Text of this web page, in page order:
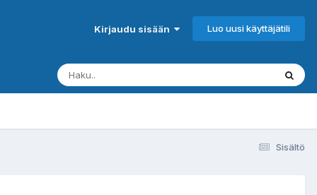
Kirjaudu sisään Luo uusi käyttäjätili
Sisältö